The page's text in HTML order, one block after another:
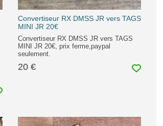
Convertiseur RX DMSS JR vers TAGS
MINI JR 20€
Convertiseur RX DMSS JR vers TAGS
MINI JR 20€, prix ferme,paypal
seulement.
20 €